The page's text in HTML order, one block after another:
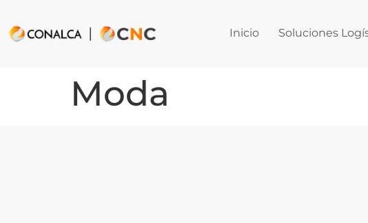
Inicio Soluciones
Moda